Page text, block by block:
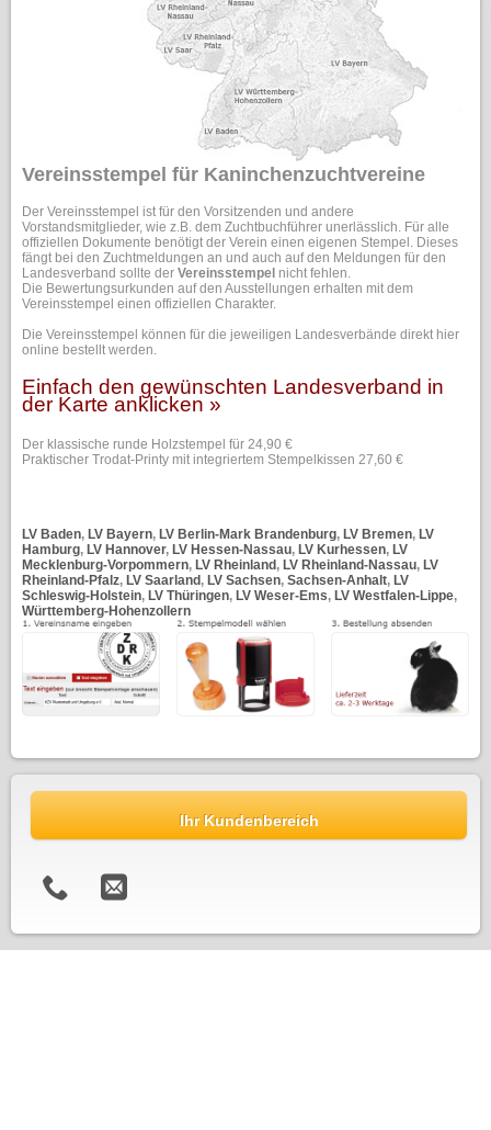
Vereinsstempel für Kaninchenzuchtvereine
Der Vereinsstempel ist für den Vorsitzenden und andere
Vorstandsmitglieder, wie z.B. dem Zuchtbuchführer unerlässlich. Für alle
offiziellen Dokumente benötigt der Verein einen eigenen Stempel. Dieses
fängt bei den Zuchtmeldungen an und auch auf den Meldungen für den
Landesverband sollte der Vereinsstempel nicht fehlen.
Die Bewertungsurkunden auf den Ausstellungen erhalten mit dem
Vereinsstempel einen offiziellen Charakter.
Die Vereinsstempel können für die jeweiligen Landesverbände direkt hier
online bestellt werden.
Einfach den gewünschten Landesverband in
der Karte anklicken »
Der klassische runde Holzstempel für 24,90 €
Praktischer Trodat-Printy mit integriertem Stempelkissen 27,60 €
LV Baden, LV Bayern, LV Berlin-Mark Brandenburg, LV Bremen, LV
Hamburg, LV Hannover, LV Hessen-Nassau, LV Kurhessen, LV
Mecklenburg-Vorpommern, LV Rheinland , LV Rheinland-Nassau, LV
Rheinland-Pfalz, LV Saarland , LV Sachsen, Sachsen-Anhalt, LV
Schleswig-Holstein, LV Thüringen, LV Weser-Ems, LV Westfalen-Lippe,
Württemberg-Hohenzollern
Ihr Kundenbereich